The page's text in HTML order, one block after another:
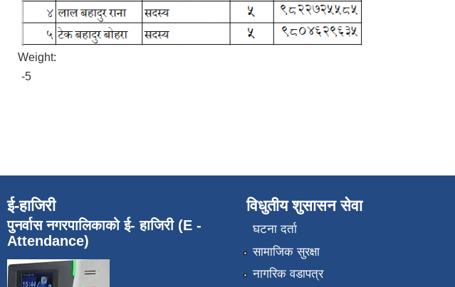
Weight:
-5
ई-हाजिरी
पुनर्वास नगरपालिकाको ई- हाजिरी (E -
Attendance)
विधुतीय शुसासन सेवा
घटना दर्ता
सामाजिक सुरक्षा
नागरिक वडापत्र